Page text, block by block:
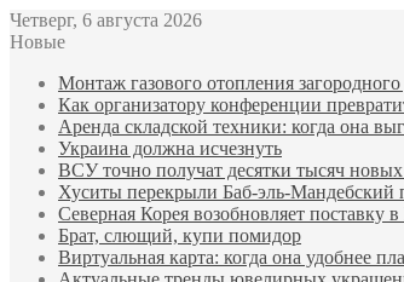
Четверг, 6 августа 2026
Новые
Монтаж газового отопления
Как организатору конференции
Аренда складской техники: когда она
Украина должна исчезнуть
ВСУ точно получат десятки тысяч новых
Хуситы перекрыли Баб-эль-Мандебский
Северная Корея возобновляет поставку
Брат, слющий, купи помидор
Виртуальная карта: когда она удобнее